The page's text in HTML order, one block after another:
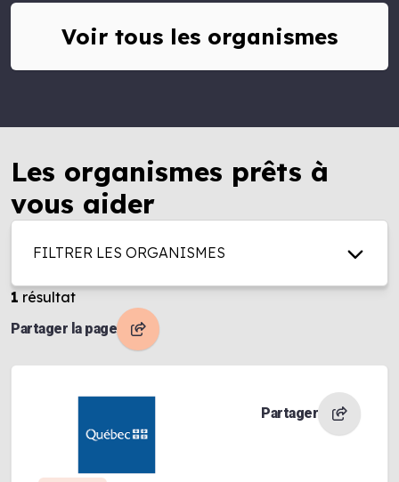
Voir tous les organismes
Les organismes prêts à
vous aider
FILTRER LES ORGANISMES
1 résultat
Partager la page
Partager